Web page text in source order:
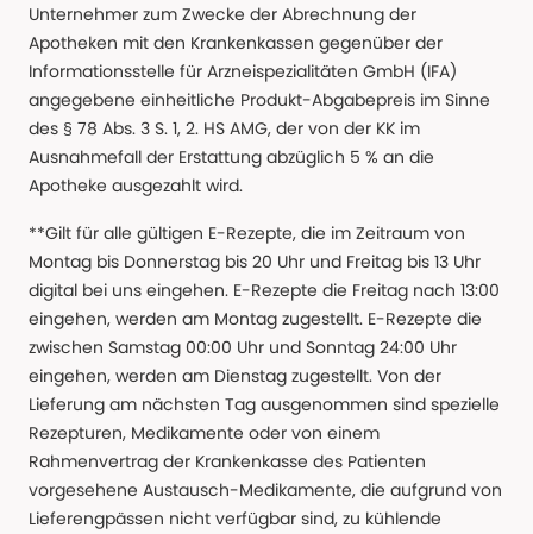
Unternehmer zum Zwecke der Abrechnung der
Apotheken mit den Krankenkassen gegenüber der
Informationsstelle für Arzneispezialitäten GmbH (IFA)
angegebene einheitliche Produkt-Abgabepreis im Sinne
des § 78 Abs. 3 S. 1, 2. HS AMG, der von der KK im
Ausnahmefall der Erstattung abzüglich 5 % an die
Apotheke ausgezahlt wird.
**Gilt für alle gültigen E-Rezepte, die im Zeitraum von
Montag bis Donnerstag bis 20 Uhr und Freitag bis 13 Uhr
digital bei uns eingehen. E-Rezepte die Freitag nach 13:00
eingehen, werden am Montag zugestellt. E-Rezepte die
zwischen Samstag 00:00 Uhr und Sonntag 24:00 Uhr
eingehen, werden am Dienstag zugestellt. Von der
Lieferung am nächsten Tag ausgenommen sind spezielle
Rezepturen, Medikamente oder von einem
Rahmenvertrag der Krankenkasse des Patienten
vorgesehene Austausch-Medikamente, die aufgrund von
Lieferengpässen nicht verfügbar sind, zu kühlende